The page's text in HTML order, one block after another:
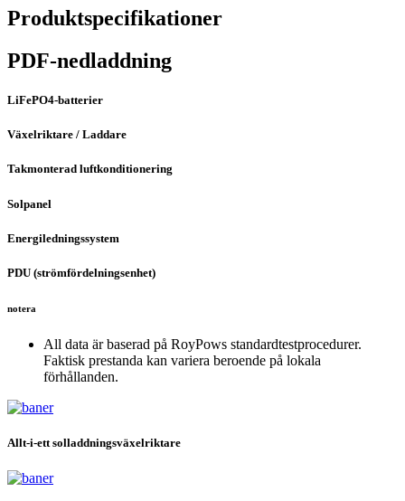
Produktspecifikationer
PDF-nedladdning
LiFePO4-batterier
Växelriktare / Laddare
Takmonterad luftkonditionering
Solpanel
Energiledningssystem
PDU (strömfördelningsenhet)
notera
All data är baserad på RoyPows standardtestprocedurer.
Faktisk prestanda kan variera beroende på lokala
förhållanden.
Allt-i-ett solladdningsväxelriktare